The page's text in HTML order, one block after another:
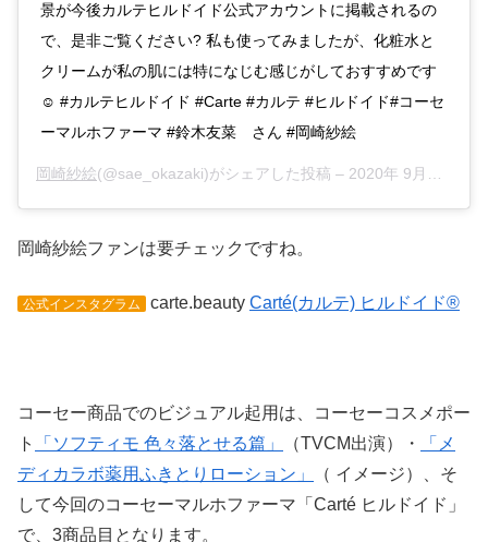
景が今後カルテヒルドイド公式アカウントに掲載されるの
で、是非ご覧ください? 私も使ってみましたが、化粧水と
クリームが私の肌には特になじむ感じがしておすすめです
☺️ #カルテヒルドイド #Carte #カルテ #ヒルドイド#コーセ
ーマルホファーマ #鈴木友菜 さん #岡崎紗絵
岡崎紗絵(@sae_okazaki)がシェアした投稿 – 2020年 9月月15日午後8時29分PDT
岡崎紗絵ファンは要チェックですね。
公式インスタグラム carte.beauty Carté(カルテ) ヒルドイド®
コーセー商品でのビジュアル起用は、コーセーコスメポー
ト
「ソフティモ 色々落とせる篇」 （TVCM出演）・
「メ
ディカラボ薬用ふきとりローション」
（ イメージ）、そ
して今回のコーセーマルホファーマ「Carté ヒルドイド」
で、3商品目となります。